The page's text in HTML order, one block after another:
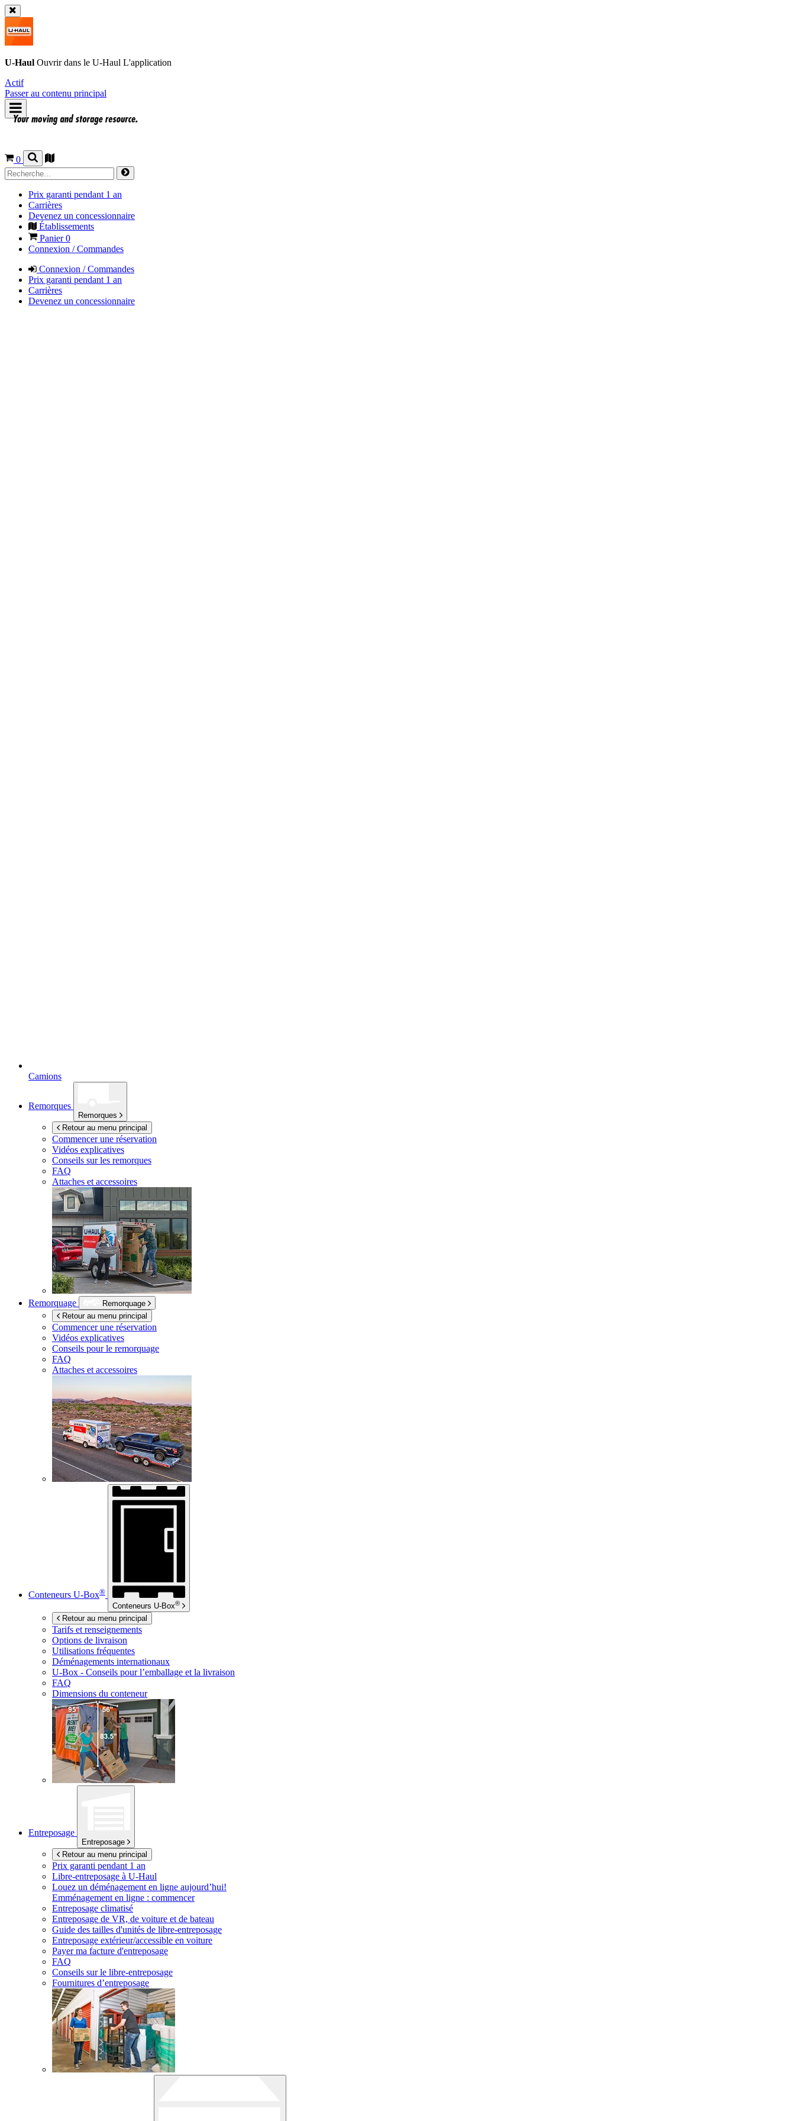
U-Haul Ouvrir dans le U-Haul L'application
Actif
Passer au contenu principal
0
Prix garanti pendant 1 an
Carrières
Devenez un concessionnaire
Établissements
Panier0
Connexion / Commandes
Connexion / Commandes
Prix garanti pendant 1 an
Carrières
Devenez un concessionnaire
Camions
Remorques
Remorques
Retour au menu principal
Commencer une réservation
Vidéos explicatives
Conseils sur les remorques
FAQ
Attaches et accessoires
Remorquage
Remorquage
Retour au menu principal
Commencer une réservation
Vidéos explicatives
Conseils pour le remorquage
FAQ
Attaches et accessoires
Conteneurs U-Box®
Conteneurs U-Box®
Retour au menu principal
Tarifs et renseignements
Options de livraison
Utilisations fréquentes
Déménagements internationaux
U-Box - Conseils pour l’emballage et la livraison
FAQ
Dimensions du conteneur
Entreposage
Entreposage
Retour au menu principal
Prix garanti pendant 1 an
Libre-entreposage à U-Haul
Louez un déménagement en ligne aujourd’hui!
Emménagement en ligne : commencer
Entreposage climatisé
Entreposage de VR, de voiture et de bateau
Guide des tailles d'unités de libre-entreposage
Entreposage extérieur/accessible en voiture
Payer ma facture d'entreposage
FAQ
Conseils sur le libre-entreposage
Fournitures d’entreposage